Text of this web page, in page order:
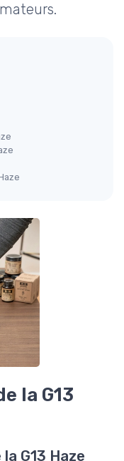
la G13
G13 Haze